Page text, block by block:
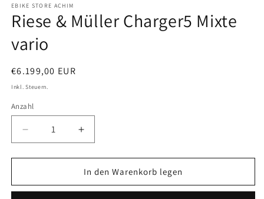
in
Modal
öffnen
EBIKE STORE ACHIM
Riese & Müller Charger5 Mixte
vario
Normaler
Preis
€6.199,00 EUR
Inkl. Steuern.
Anzahl
Verringere
die
Menge
Riese
Erhöhe
die
Menge
für
Riese
In den Warenkorb legen